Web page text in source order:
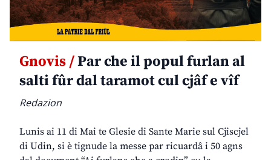
Gnovis /Par che il popul furlan al
salti fûr dal taramot cul cjâf e vîf
Redazion
Lunis ai 11 di Mai te Glesie di Sante Marie sul Cjiscjel
di Udin, si è tignude la messe par ricuardâ i 50 agns